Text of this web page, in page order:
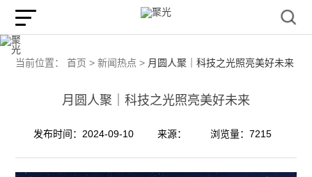
当前位置： 首页 > 新闻热点 > 月圆人聚｜科技之光照亮美好未来
月圆人聚｜科技之光照亮美好未来
发布时间：2024-09-10 来源： 浏览量：7215